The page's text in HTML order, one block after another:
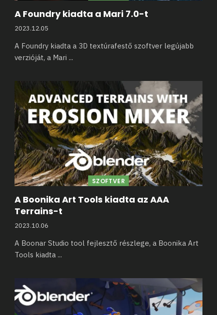
A Foundry kiadta a Mari 7.0-t
2023.12.05
A Foundry kiadta a 3D textúrafestő szoftver legújabb
verzióját, a Mari ...
SZOFTVER
A Boonika Art Tools kiadta az AAA
Terrains-t
2023.10.06
A Boonar Studio tool fejlesztő részlege, a Boonika Art
Tools kiadta ...